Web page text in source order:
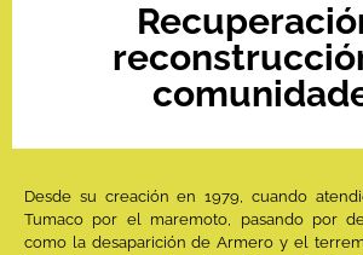
Desde su creación en 1979, cuando
Tumaco por el maremoto, pasando por
como la desaparición de Armero y el